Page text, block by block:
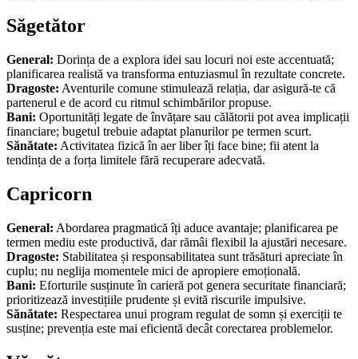
Săgetător
General: Dorința de a explora idei sau locuri noi este accentuată;
planificarea realistă va transforma entuziasmul în rezultate concrete.
Dragoste: Aventurile comune stimulează relația, dar asigură-te că
partenerul e de acord cu ritmul schimbărilor propuse.
Bani: Oportunități legate de învățare sau călătorii pot avea implicații
financiare; bugetul trebuie adaptat planurilor pe termen scurt.
Sănătate: Activitatea fizică în aer liber îți face bine; fii atent la
tendința de a forța limitele fără recuperare adecvată.
Capricorn
General: Abordarea pragmatică îți aduce avantaje; planificarea pe
termen mediu este productivă, dar rămâi flexibil la ajustări necesare.
Dragoste: Stabilitatea și responsabilitatea sunt trăsături apreciate în
cuplu; nu neglija momentele mici de apropiere emoțională.
Bani: Eforturile susținute în carieră pot genera securitate financiară;
prioritizează investițiile prudente și evită riscurile impulsive.
Sănătate: Respectarea unui program regulat de somn și exerciții te
susține; prevenția este mai eficientă decât corectarea problemelor.